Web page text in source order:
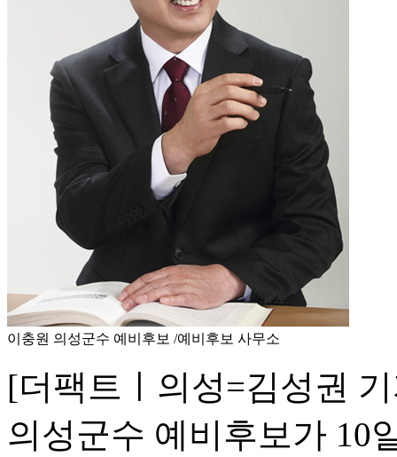
이충원 의성군수 예비후보 /예비후보 사무소
[더팩트ㅣ의성=김성권
의성군수 예비후보가 10